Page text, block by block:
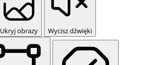
Ukryj obrazy Wycisz dźwięki